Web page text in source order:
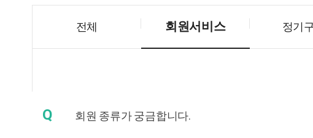
전체 회원서비스 정기
Q 회원 종류가 궁금합니다.